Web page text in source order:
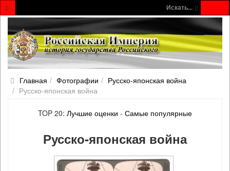
Искать...
Главная Фотографии
Русско‐японская война
Русско‐японская война
TOP 20: Лучшие оценки - Самые популярные
Русско‐японская война